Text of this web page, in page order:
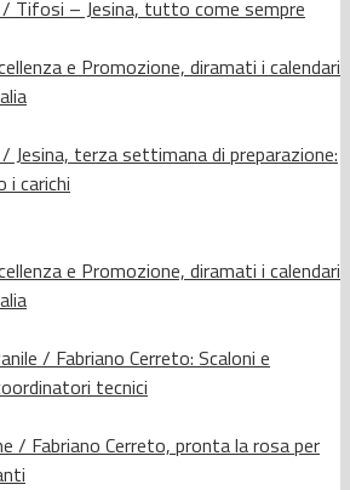
/ Tifosi – Jesina, tutto come sempre
e Promozione, diramati i calendari
/ Jesina, terza settimana di preparazione:
i carichi
e Promozione, diramati i calendari
/ Fabriano Cerreto: Scaloni e
tecnici
/ Fabriano Cerreto, pronta la rosa per